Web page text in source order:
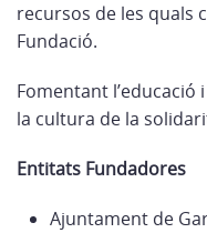
recursos de les quals
Fundació.
Fomentant
la cultura de la
Entitats Fundadores
Ajuntament de